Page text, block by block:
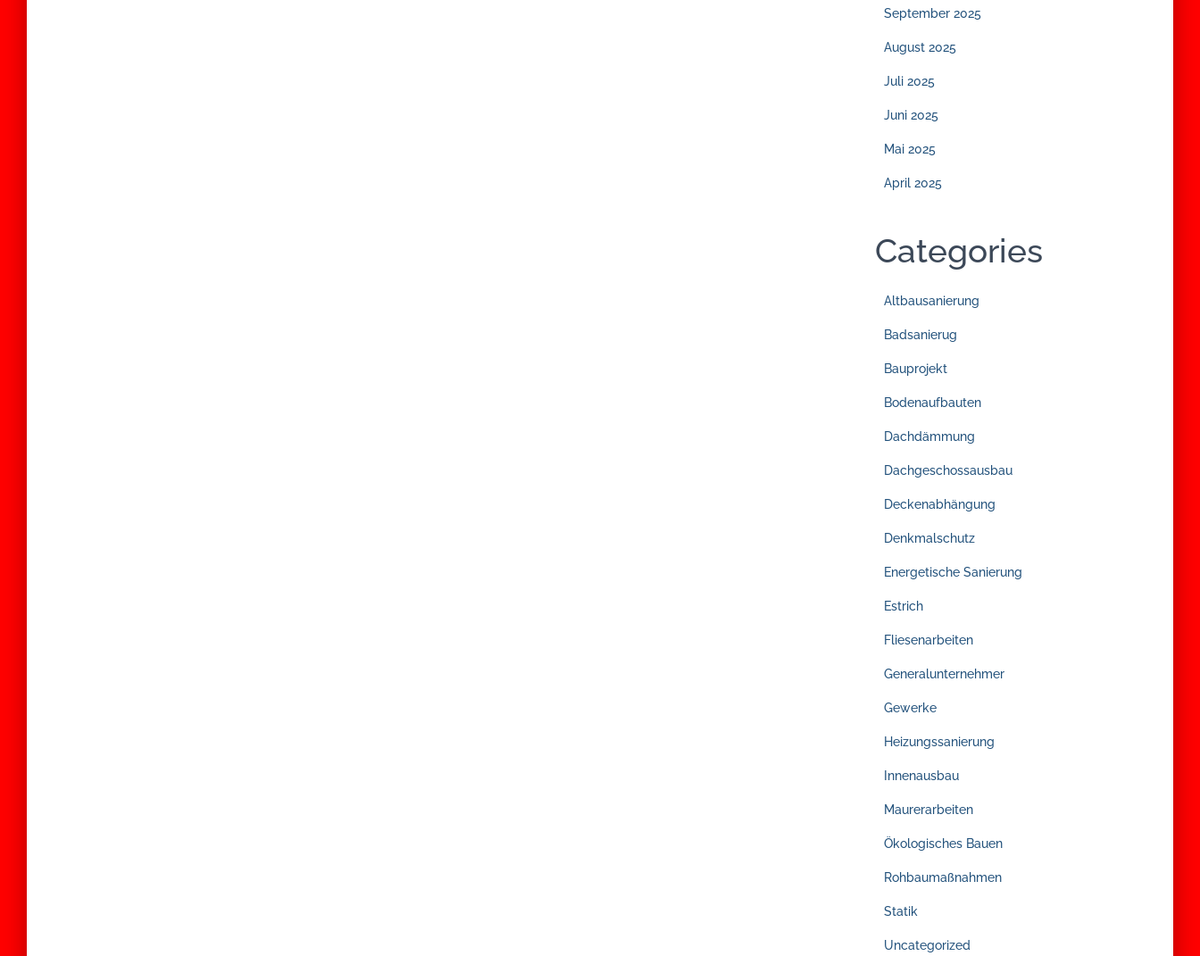
September 2025
August 2025
Juli 2025
Juni 2025
Mai 2025
April 2025
Categories
Altbausanierung
Badsanierug
Bauprojekt
Bodenaufbauten
Dachdämmung
Dachgeschossausbau
Deckenabhängung
Denkmalschutz
Energetische Sanierung
Estrich
Fliesenarbeiten
Generalunternehmer
Gewerke
Heizungssanierung
Innenausbau
Maurerarbeiten
Ökologisches Bauen
Rohbaumaßnahmen
Statik
Uncategorized